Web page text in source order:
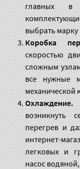
главных в
выбрать
Коробка
скоростью
сложным
все нужные
механической
Охлаждение.
возникнуть
перегрев и
интернет-
легковых и
насос